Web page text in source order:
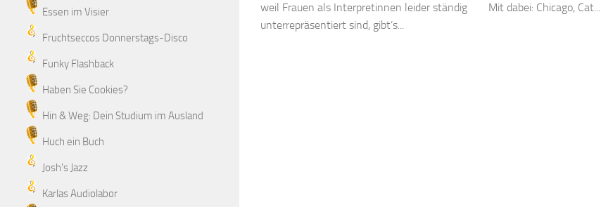
weil Frauen als Interpretinnen leider ständig
unterrepräsentiert sind, gibt’s...
Mit dabei: Chicago, Cat...
Essen im Visier
Fruchtseccos Donnerstags-Disco
Funky Flashback
Haben Sie Cookies?
Hin & Weg: Dein Studium im Ausland
Huch ein Buch
Josh's Jazz
Karlas Audiolabor